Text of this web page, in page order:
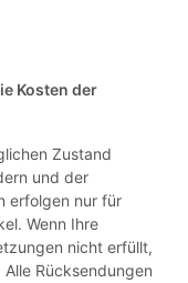
Kosten der
Zustand
und der
erfolgen nur für
Wenn Ihre
nicht erfüllt,
Rücksendungen